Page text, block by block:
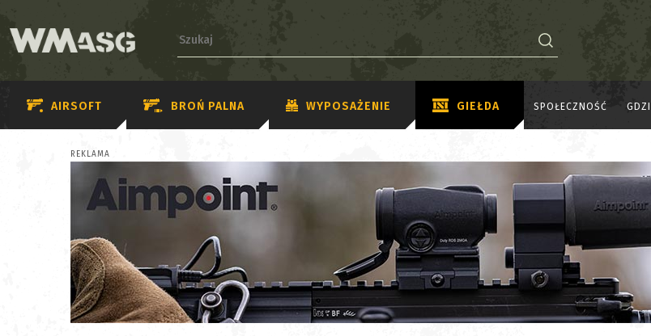
AIRSOFT BROŃ PALNA WYPOSAŻENIE GIEŁDA SPOŁECZNOŚĆ
REKLAMA